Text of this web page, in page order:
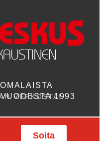
1993
VERKOSTA!
Soita